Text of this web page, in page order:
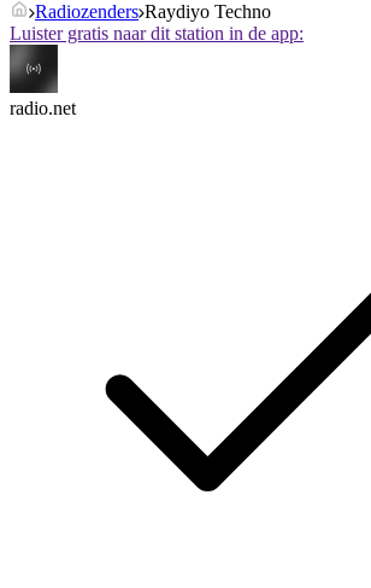
Radiozenders Raydiyo Techno
Luister gratis naar dit station in de app:
radio.net